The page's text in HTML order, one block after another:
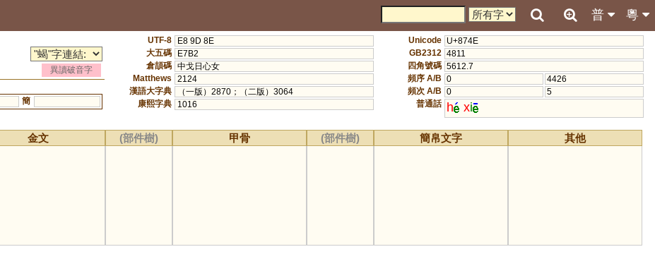
粵
普
異讀破音字
簡
UTF-8
E8 9D 8E
大五碼
E7B2
倉頡碼 中戈日心女
Matthews
2124
漢語大字典
（一版）2870；（二版）3064
康熙字典
1016
Unicode U+874E
GB2312 4811
四角號碼 5612.7
頻序 A/B 0
4426
頻次 A/B 0
5
普通話 h xi
金文 (部件樹) 甲骨 (部件樹) 簡帛文字 其他